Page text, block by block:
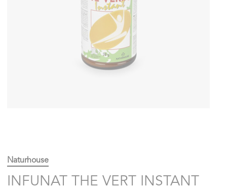
Naturhouse
INFUNAT THE VERT INSTANT